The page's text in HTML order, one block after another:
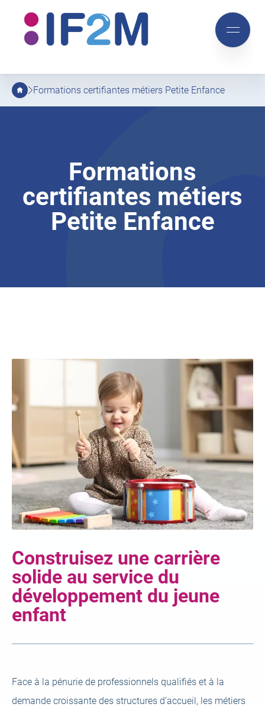
Aller
au
menu
principal
Aller
au
contenu
Mobile
menu
Formations certifiantes métiers Petite Enfance
Formations
certifiantes métiers
Petite Enfance
Construisez une carrière
solide au service du
développement du jeune
enfant
Face à la pénurie de professionnels qualifiés et à la
demande croissante des structures d’accueil, les métiers